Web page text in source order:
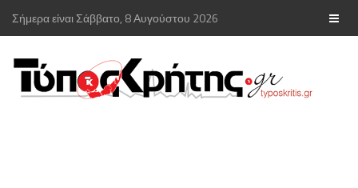
Σήμερα είναι Σάββατο, 8 Αυγούστου 2026